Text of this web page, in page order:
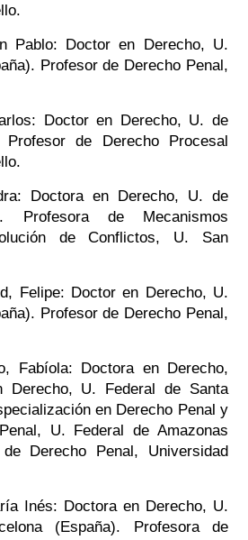
Pablo: Doctor en Derecho, U.
Profesor de Derecho Penal,
Doctor en Derecho, U. de
Profesor de Derecho Procesal
Doctora en Derecho, U. de
Profesora de Mecanismos
de Conflictos, U. San
Felipe: Doctor en Derecho, U.
Profesor de Derecho Penal,
Fabíola: Doctora en Derecho,
Derecho, U. Federal de Santa
en Derecho Penal y
U. Federal de Amazonas
Derecho Penal, Universidad
Inés: Doctora en Derecho, U.
(España). Profesora de